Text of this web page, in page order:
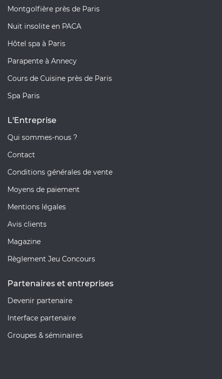
Montgolfière près de Paris
Nuit insolite en PACA
Hôtel spa à Paris
Parapente à Annecy
Cours de Cuisine près de Paris
Spa Paris
L'Entreprise
Qui sommes-nous ?
Contact
Conditions générales de vente
Moyens de paiement
Mentions légales
Avis clients
Magazine
Règlement Jeu Concours
Partenaires et entreprises
Devenir partenaire
Interface partenaire
Groupes & séminaires